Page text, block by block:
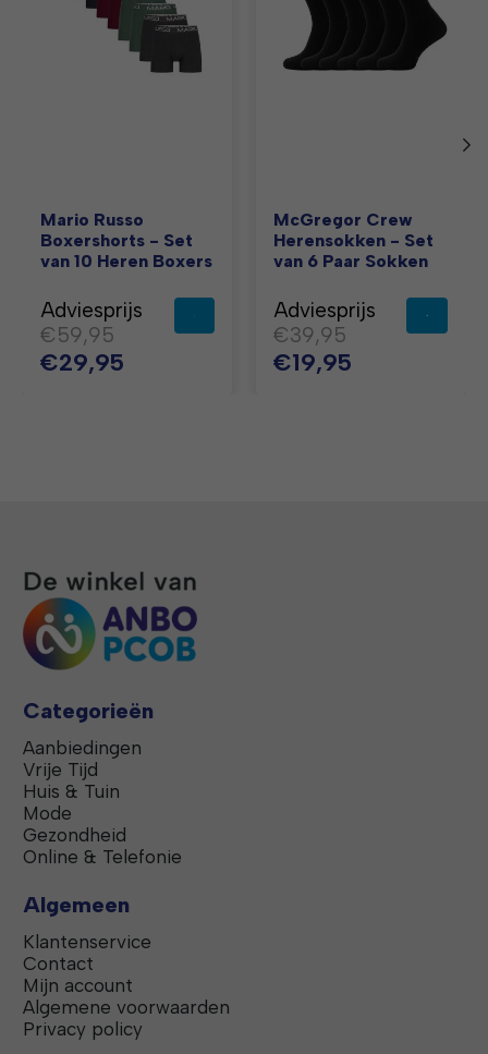
Mario Russo
Boxershorts - Set
van 10 Heren Boxers
Adviesprijs
€59,95
€29,95
McGregor Crew
Herensokken - Set
van 6 Paar Sokken
Adviesprijs
€39,95
€19,95
Categorieën
Aanbiedingen
Vrije Tijd
Huis & Tuin
Mode
Gezondheid
Online & Telefonie
Algemeen
Klantenservice
Contact
Mijn account
Algemene voorwaarden
Privacy policy